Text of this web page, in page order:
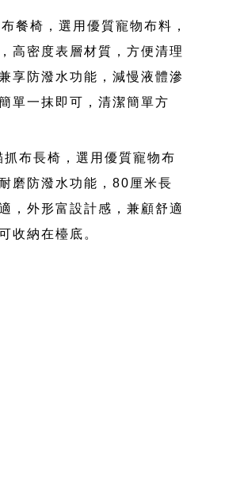
餐椅，選用優質寵物布料，
高密度表層材質，方便清理
享防潑水功能，減慢液體滲
單一抹即可，清潔簡單方
布長椅，選用優質寵物布
磨防潑水功能，80厘米長
，外形富設計感，兼顧舒適
收納在檯底。